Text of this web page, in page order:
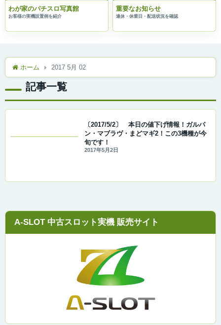
わが家のパチスロ写真館 重要なお知らせ
ホーム 2017 5月 02
記事一覧
〔2017/5/2〕 本日の値下げ情報！ガルパ
ン・マブラヴ・まどマギ2！この3機種が今
旬です！
2017年5月2日
A-SLOT 中古スロット実機 販売サイト